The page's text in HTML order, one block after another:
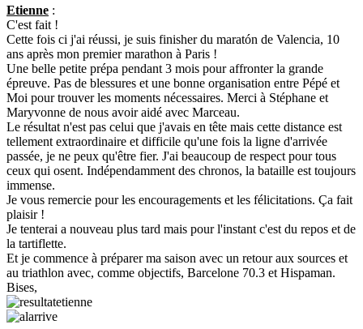
Etienne :
C'est fait !
Cette fois ci j'ai réussi, je suis finisher du maratón de Valencia, 10
ans après mon premier marathon à Paris !
Une belle petite prépa pendant 3 mois pour affronter la grande
épreuve. Pas de blessures et une bonne organisation entre Pépé et
Moi pour trouver les moments nécessaires. Merci à Stéphane et
Maryvonne de nous avoir aidé avec Marceau.
Le résultat n'est pas celui que j'avais en tête mais cette distance est
tellement extraordinaire et difficile qu'une fois la ligne d'arrivée
passée, je ne peux qu'être fier. J'ai beaucoup de respect pour tous
ceux qui osent. Indépendamment des chronos, la bataille est toujours
immense.
Je vous remercie pour les encouragements et les félicitations. Ça fait
plaisir !
Je tenterai a nouveau plus tard mais pour l'instant c'est du repos et de
la tartiflette.
Et je commence à préparer ma saison avec un retour aux sources et
au triathlon avec, comme objectifs, Barcelone 70.3 et Hispaman.
Bises,